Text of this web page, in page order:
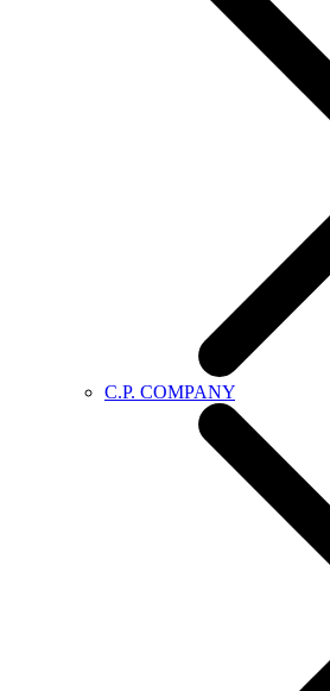
C.P. COMPANY